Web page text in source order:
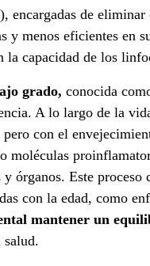
encargadas de eliminar
y menos eficientes en
la capacidad de los
grado, conocida
A lo largo de la
pero con el
moléculas
y órganos. Este
con la edad, como
mantener un
salud.